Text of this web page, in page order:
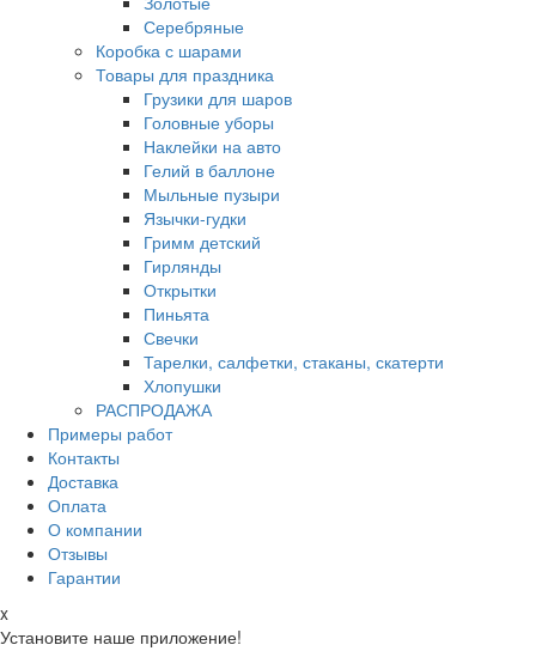
Серебряные
Коробка с шарами
Товары для праздника
Грузики для шаров
Головные уборы
Наклейки на авто
Гелий в баллоне
Мыльные пузыри
Язычки-гудки
Гримм детский
Гирлянды
Открытки
Пиньята
Свечки
Тарелки, салфетки, стаканы, скатерти
Хлопушки
РАСПРОДАЖА
Примеры работ
Контакты
Доставка
Оплата
О компании
Отзывы
Гарантии
x
Установите наше приложение!